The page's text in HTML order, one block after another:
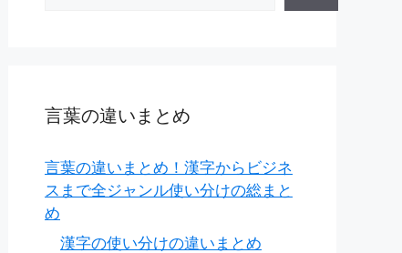
言葉の違いまとめ
言葉の違いまとめ！漢字からビジネ
スまで全ジャンル使い分けの総まと
め
漢字の使い分けの違いまとめ